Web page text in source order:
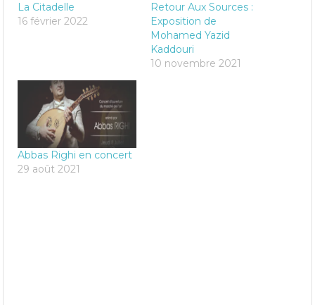
La Citadelle
16 février 2022
Retour Aux Sources :
Exposition de
Mohamed Yazid
Kaddouri
10 novembre 2021
Abbas Righi en concert
29 août 2021